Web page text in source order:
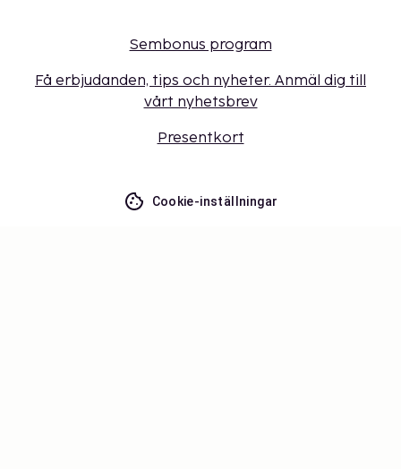
Sembonus program
Få erbjudanden, tips och nyheter. Anmäl dig till
vårt nyhetsbrev
Presentkort
Cookie-inställningar